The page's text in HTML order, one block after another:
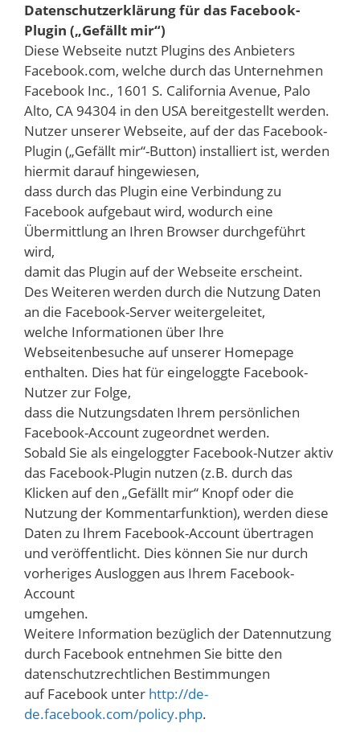
Datenschutzerklärung für das Facebook-
Plugin („Gefällt mir“)
Diese Webseite nutzt Plugins des Anbieters
Facebook.com, welche durch das Unternehmen
Facebook Inc., 1601 S. California Avenue, Palo
Alto, CA 94304 in den USA bereitgestellt werden.
Nutzer unserer Webseite, auf der das Facebook-
Plugin („Gefällt mir“-Button) installiert ist, werden
hiermit darauf hingewiesen,
dass durch das Plugin eine Verbindung zu
Facebook aufgebaut wird, wodurch eine
Übermittlung an Ihren Browser durchgeführt
wird,
damit das Plugin auf der Webseite erscheint.
Des Weiteren werden durch die Nutzung Daten
an die Facebook-Server weitergeleitet,
welche Informationen über Ihre
Webseitenbesuche auf unserer Homepage
enthalten. Dies hat für eingeloggte Facebook-
Nutzer zur Folge,
dass die Nutzungsdaten Ihrem persönlichen
Facebook-Account zugeordnet werden.
Sobald Sie als eingeloggter Facebook-Nutzer aktiv
das Facebook-Plugin nutzen (z.B. durch das
Klicken auf den „Gefällt mir“ Knopf oder die
Nutzung der Kommentarfunktion), werden diese
Daten zu Ihrem Facebook-Account übertragen
und veröffentlicht. Dies können Sie nur durch
vorheriges Ausloggen aus Ihrem Facebook-
Account
umgehen.
Weitere Information bezüglich der Datennutzung
durch Facebook entnehmen Sie bitte den
datenschutzrechtlichen Bestimmungen
auf Facebook unter http://de-
de.facebook.com/policy.php.